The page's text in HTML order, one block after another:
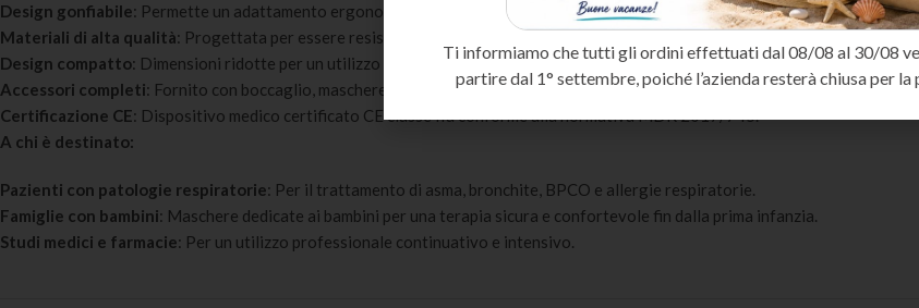
Design gonfiabile: Permette un adattamento ergonomico al viso del paziente, garantendo una chiusura sicura e confortevole.
Materiali di alta qualità: Progettata per essere resistente e delicata sulla pelle, riducendo irritazioni o fastidi.
Design compatto: Dimensioni ridotte per un utilizzo comodo in casa, in viaggio e in clinica.
Accessori completi: Fornito con boccaglio, maschere per adulti e bambini, tubo e filtri di ricambio.
Certificazione CE: Dispositivo medico certificato CE classe IIa conforme alla normativa MDR 2017/745.
A chi è destinato:
Pazienti con patologie respiratorie: Per il trattamento di asma, bronchite, BPCO e allergie respiratorie.
Famiglie con bambini: Maschere dedicate ai bambini per una terapia sicura e confortevole fin dalla prima infanzia.
Studi medici e farmacie: Per un utilizzo professionale continuativo e intensivo.
Ti informiamo che tutti gli ordini effettuati dal 08/08 al 30/08
partire dal 1° settembre, poiché l’azienda resterà chiusa per la